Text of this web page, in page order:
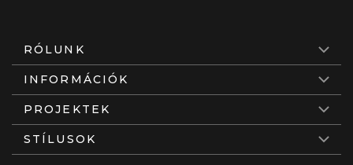
RÓLUNK
INFORMÁCIÓK
PROJEKTEK
STÍLUSOK